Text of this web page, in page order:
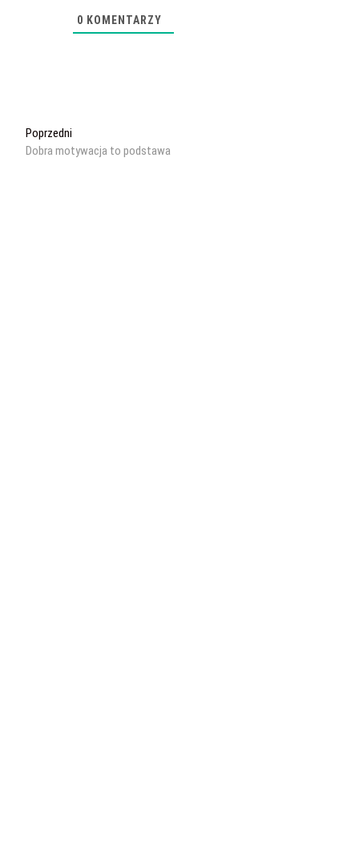
0 KOMENTARZY
Nawigacja
wpisu
Poprzedni
wpis:
Dobra motywacja to podstawa